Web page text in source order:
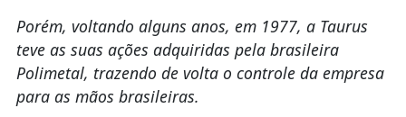
Porém, voltando alguns anos, em 1977, a Taurus
teve as suas ações adquiridas pela brasileira
Polimetal, trazendo de volta o controle da empresa
para as mãos brasileiras.